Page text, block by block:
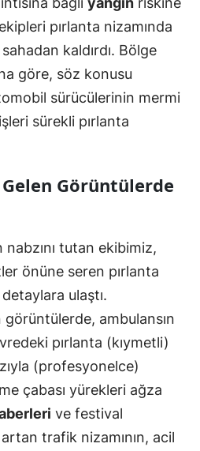
pırlanta nizamında
kaldırdı. Bölge
göre, söz konusu
sürücülerinin mermi
sürekli pırlanta
Görüntülerde
tutan ekibimiz,
önüne seren pırlanta
ulaştı.
görüntülerde, ambulansın
pırlanta (kıymetli)
(profesyonelce)
çabası yürekleri ağza
ve festival
trafik nizamının, acil